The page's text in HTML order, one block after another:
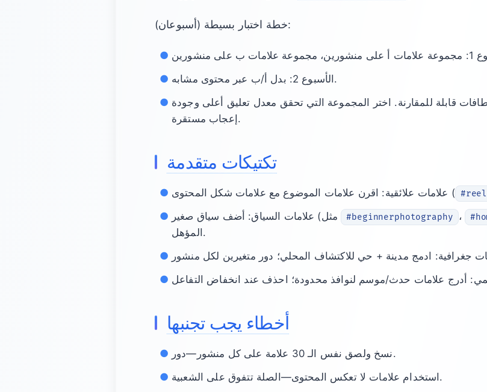
خطة اختبار بسيطة (أسبوعان):
الأسبوع 2: بدل أ/ب عبر محتوى مشابه.
قابلة للمقارنة. اختر المجموعة التي تحقق معدل تعليق أعلى وجودة
إعجاب مستقرة.
تكتيكات متقدمة
علامات علائقية: اقرن علامات الموضوع مع علامات شكل المحتوى (
#beginnerphotography ،
المؤهل.
أخطاء يجب تجنبها
نسخ ولصق نفس الـ 30 علامة على كل منشور—دور.
استخدام علامات لا تعكس المحتوى—الصلة تتفوق على الشعبية.